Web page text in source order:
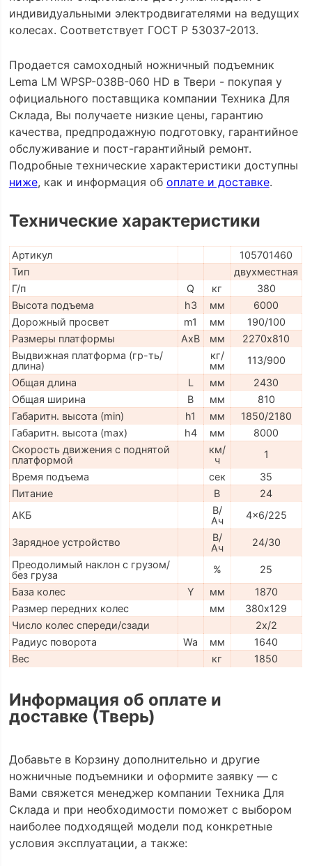
индивидуальными электродвигателями на ведущих
колесах. Соответствует ГОСТ Р 53037-2013.
Продается самоходный ножничный подъемник
Lema LM WPSP-038B-060 HD в Твери - покупая у
официального поставщика компании Техника Для
Склада, Вы получаете низкие цены, гарантию
качества, предпродажную подготовку, гарантийное
обслуживание и пост-гарантийный ремонт.
Подробные технические характеристики доступны
ниже, как и информация об оплате и доставке.
Технические характеристики
Артикул
105701460
Тип
двухместная
Г/п
Q кг
380
Высота подъема
h3 мм
6000
Дорожный просвет
m1 мм
190/100
Размеры платформы
AxB мм
2270х810
Выдвижная платформа (гр-ть/
длина)
кг/
мм
113/900
Общая длина
L мм
2430
Общая ширина
B мм
810
Габаритн. высота (min)
h1 мм
1850/2180
Габаритн. высота (max)
h4 мм
8000
Скорость движения с поднятой
платформой
км/
ч
1
Время подъема
сек
35
Питание
В
24
АКБ
В/
Ач
4x6/225
Зарядное устройство
В/
Ач
24/30
Преодолимый наклон с грузом/
без груза
%
25
База колес
Y мм
1870
Размер передних колес
мм
380х129
Число колес спереди/сзади
2x/2
Радиус поворота
Wa мм
1640
Вес
кг 1850
Информация об оплате и
доставке (Тверь)
Добавьте в Корзину дополнительно и другие
ножничные подъемники и оформите заявку — с
Вами свяжется менеджер компании Техника Для
Склада и при необходимости поможет с выбором
наиболее подходящей модели под конкретные
условия эксплуатации, а также: